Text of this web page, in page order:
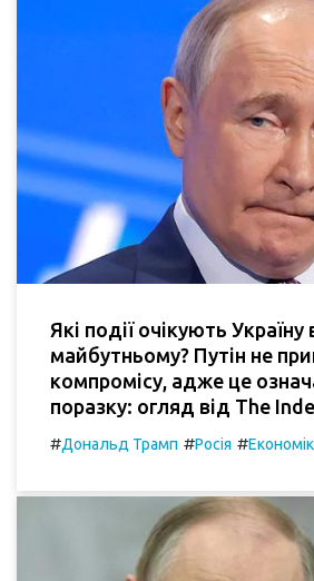
Які події очікують Україну
майбутньому? Путін не
компромісу, адже це
поразку: огляд від The
#Дональд Трамп #Росія #